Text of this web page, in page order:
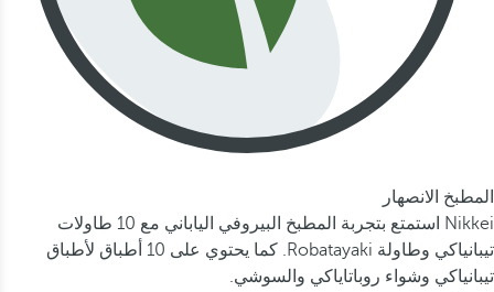
المطبخ الانصهار
Nikkei استمتع بتجربة المطبخ البيروفي الياباني مع 10 طاولات
تيبانياكي وطاولة Robatayaki. كما يحتوي على 10 أطباق لأطباق
تيبانياكي وشواء روباتاياكي والسوشي.